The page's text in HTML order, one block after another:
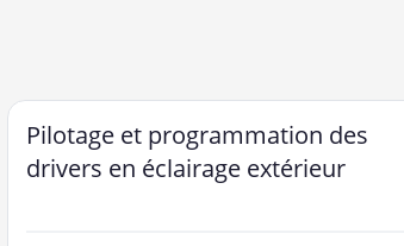
Pilotage et programmation des
drivers en éclairage extérieur